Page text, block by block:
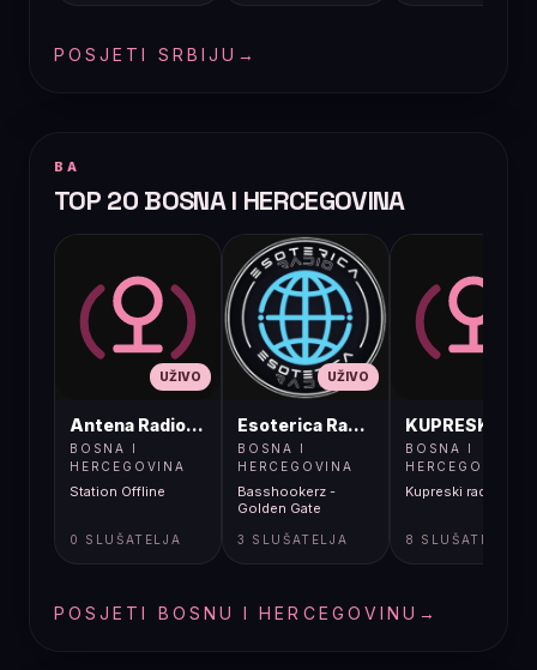
POSJETI SRBIJU →
BA
TOP 20 BOSNA I HERCEGOVINA
UŽIVO
Antena Radio, Jelah Tešanj
BOSNA I
HERCEGOVINA
Station Offline
0 SLUŠATELJA
UŽIVO
Esoterica Radio S1
BOSNA I
HERCEGOVINA
Basshookerz -
Golden Gate
3 SLUŠATELJA
BOSNA I
HERCEGOVINA
Kupreski radio
8 SLUŠATELJA
POSJETI BOSNU I HERCEGOVINU →